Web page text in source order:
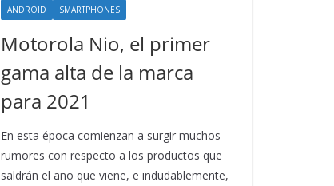
ANDROID SMARTPHONES
Motorola Nio, el primer
gama alta de la marca
para 2021
En esta época comienzan a surgir muchos
rumores con respecto a los productos que
saldrán el año que viene, e indudablemente,